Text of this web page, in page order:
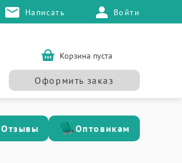
Написать Войти
Корзина пуста
Оформить заказ
Отзывы Оптовикам